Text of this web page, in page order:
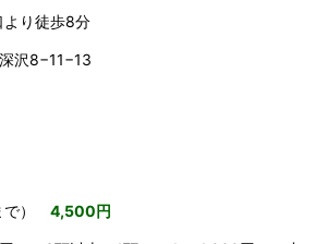
り徒歩8分
沢8−11−13
で） 4,500円